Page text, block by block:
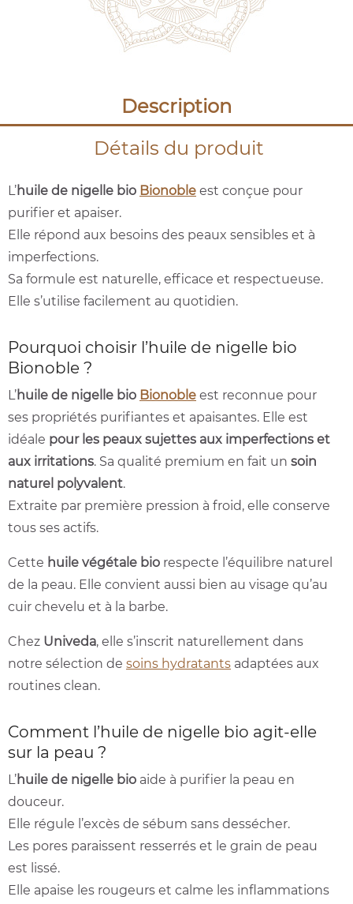
Description
Détails du produit
L’huile de nigelle bio Bionoble est conçue pour
purifier et apaiser.
Elle répond aux besoins des peaux sensibles et à
imperfections.
Sa formule est naturelle, efficace et respectueuse.
Elle s’utilise facilement au quotidien.
Pourquoi choisir l’huile de nigelle bio
Bionoble ?
L’huile de nigelle bio Bionoble est reconnue pour
ses propriétés purifiantes et apaisantes. Elle est
idéale pour les peaux sujettes aux imperfections et
aux irritations. Sa qualité premium en fait un soin
naturel polyvalent.
Extraite par première pression à froid, elle conserve
tous ses actifs.
Cette huile végétale bio respecte l’équilibre naturel
de la peau. Elle convient aussi bien au visage qu’au
cuir chevelu et à la barbe.
Chez Univeda, elle s’inscrit naturellement dans
notre sélection de soins hydratants adaptées aux
routines clean.
Comment l’huile de nigelle bio agit-elle
sur la peau ?
L’huile de nigelle bio aide à purifier la peau en
douceur.
Elle régule l’excès de sébum sans dessécher.
Les pores paraissent resserrés et le grain de peau
est lissé.
Elle apaise les rougeurs et calme les inflammations